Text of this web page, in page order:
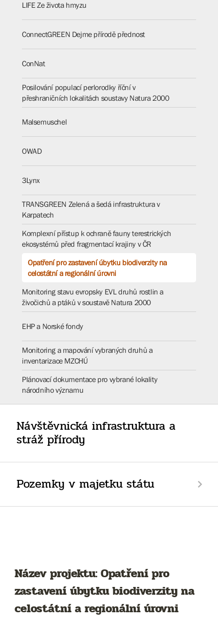
LIFE Ze života hmyzu
ConnectGREEN Dejme přírodě přednost
ConNat
Posilování populací perlorodky říční v
přeshraničních lokalitách soustavy Natura 2000
Malsemuschel
OWAD
3Lynx
TRANSGREEN Zelená a šedá infrastruktura v
Karpatech
Komplexní přístup k ochraně fauny terestrických
ekosystémů před fragmentací krajiny v ČR
Opatření pro zastavení úbytku biodiverzity na
celostátní a regionální úrovni​​​​​​​​​​​​
Monitoring stavu evropsky EVL druhů rostlin a
živočichů a ptáků v soustavě Natura 2000​​​​​​​
EHP a Norské fondy
Monitoring a mapování vybraných druhů a
inventarizace MZCHÚ
Plánovací dokumentace pro vybrané lokality
národního významu
Návštěvnická infrastruktura a
stráž přírody
Pozemky v majetku státu
Název projektu: Opatření pro
zastavení úbytku biodiverzity na
celostátní a regionální úrovni